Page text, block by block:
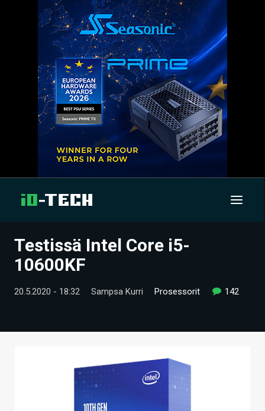
UUTISET
TECHBBS
Testissä Intel Core i5-
10600KF
20.5.2020 - 18:32 Sampsa Kurri Prosessorit 142